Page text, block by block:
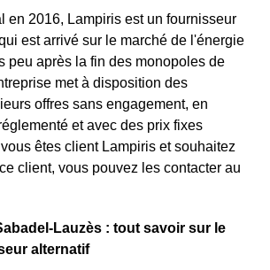
en 2016, Lampiris est un fournisseur
est arrivé sur le marché de l'énergie
peu après la fin des monopoles de
met à disposition des
offres sans engagement, en
et avec des prix fixes
êtes client Lampiris et souhaitez
client, vous pouvez les contacter au
Lauzès : tout savoir sur le
alternatif